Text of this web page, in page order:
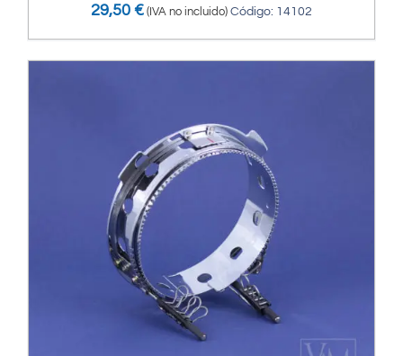
29,50 € (IVA no incluido) Código: 14102